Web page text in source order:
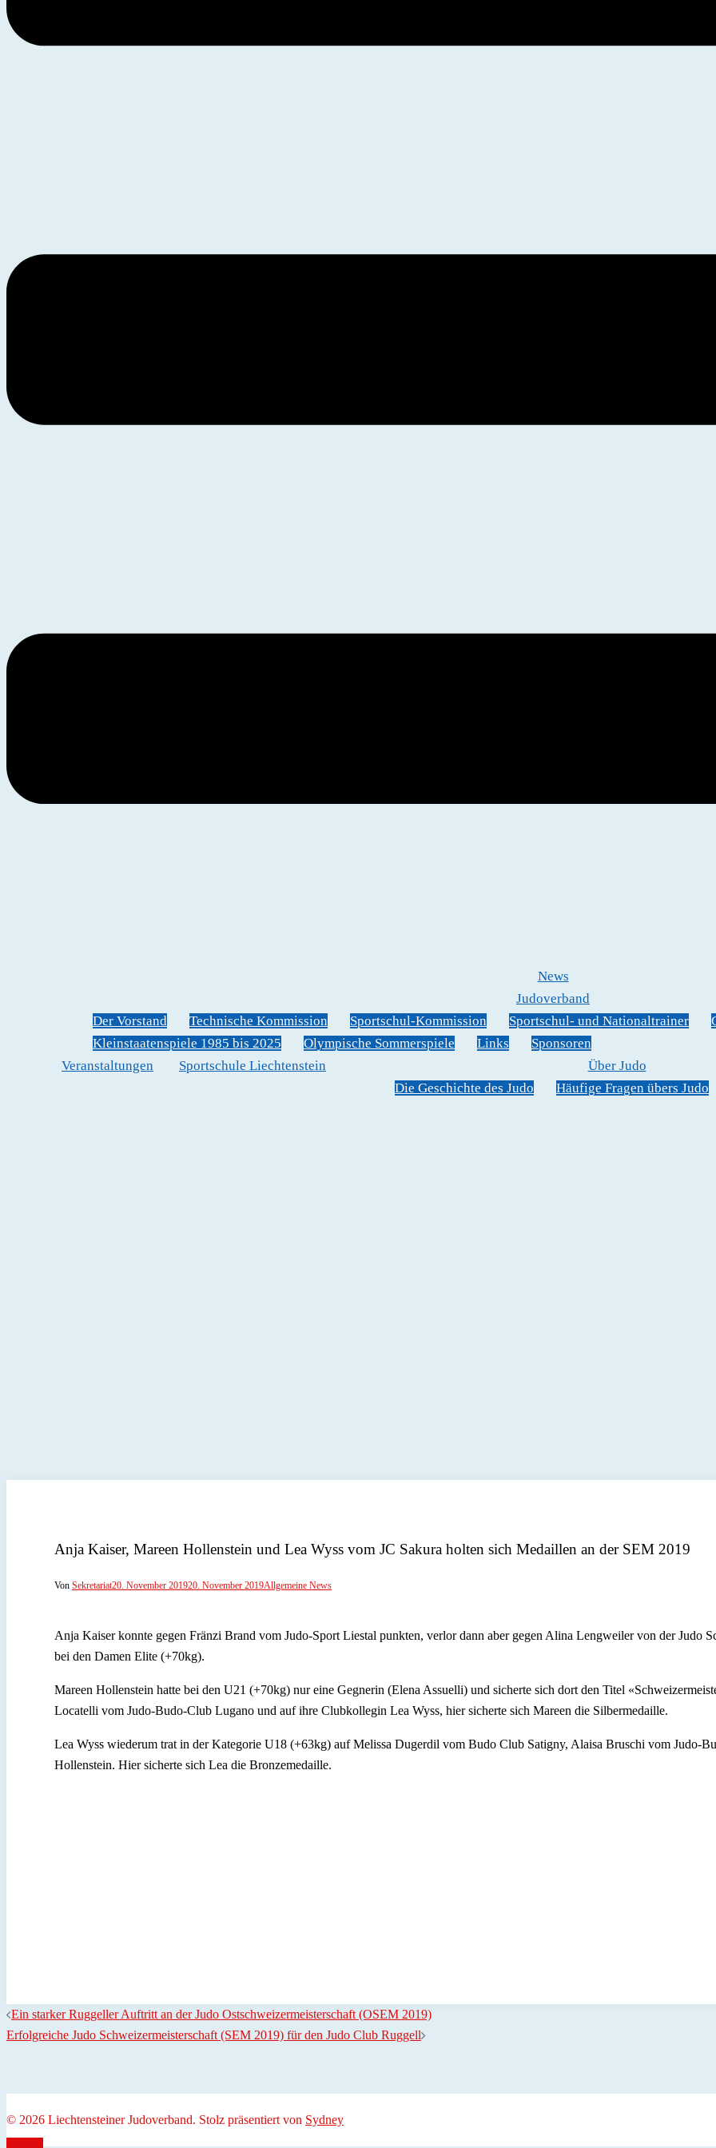
News
Judoverband
Der Vorstand
Technische Kommission Sportschul-Kommission Sportschul- und Nationaltrainer
Kleinstaatenspiele 1985 bis 2025
Olympische Sommerspiele Links
Sponsoren
Veranstaltungen
Sportschule Liechtenstein
Über Judo
Die Geschichte des Judo
Häufige Fragen übers Judo
Anja Kaiser, Mareen Hollenstein und Lea Wyss vom JC Sakura holten sich Medaillen an der SEM 2019
Von Sekretariat20. November 201920. November 2019Allgemeine News
Anja Kaiser konnte gegen Fränzi Brand vom Judo-Sport Liestal punkten, verlor dann aber gegen Alina Lengweiler von der Judo
bei den Damen Elite (+70kg).
Mareen Hollenstein hatte bei den U21 (+70kg) nur eine Gegnerin (Elena Assuelli) und sicherte sich dort den Titel
Locatelli vom Judo-Budo-Club Lugano und auf ihre Clubkollegin Lea Wyss, hier sicherte sich Mareen die Silbermedaille.
Lea Wyss wiederum trat in der Kategorie U18 (+63kg) auf Melissa Dugerdil vom Budo Club Satigny, Alaisa Bruschi vom Judo-
Hollenstein. Hier sicherte sich Lea die Bronzemedaille.
Ein starker Ruggeller Auftritt an der Judo Ostschweizermeisterschaft (OSEM 2019)
Erfolgreiche Judo Schweizermeisterschaft (SEM 2019) für den Judo Club Ruggell
© 2026 Liechtensteiner Judoverband. Stolz präsentiert von Sydney